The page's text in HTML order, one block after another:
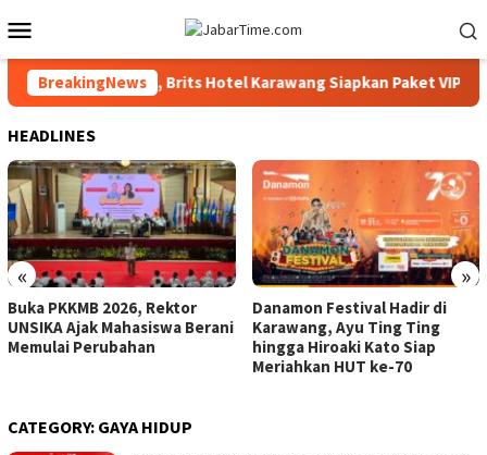
to
contentMenu
BreakingNews
Hotel Karawang Siapkan Paket VIP Buka PKKMB
HEADLINES
« »
Buka PKKMB 2026, Rektor
UNSIKA Ajak Mahasiswa Berani
Memulai Perubahan
Danamon Festival Hadir di
Karawang, Ayu Ting Ting
hingga Hiroaki Kato Siap
Meriahkan HUT ke-70
CATEGORY: GAYA HIDUP